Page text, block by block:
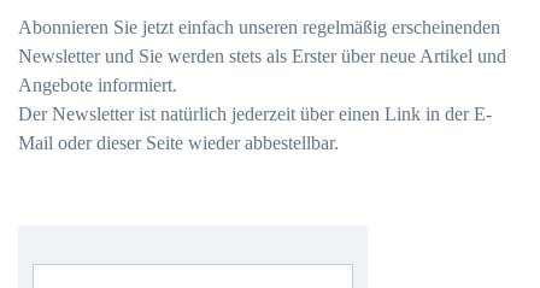
Abonnieren Sie jetzt einfach unseren regelmäßig erscheinenden
Newsletter und Sie werden stets als Erster über neue Artikel und
Angebote informiert.
Der Newsletter ist natürlich jederzeit über einen Link in der E-
Mail oder dieser Seite wieder abbestellbar.